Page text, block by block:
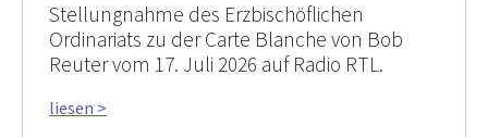
Stellungnahme des Erzbischöflichen
Ordinariats zu der Carte Blanche von Bob
Reuter vom 17. Juli 2026 auf Radio RTL.
liesen >